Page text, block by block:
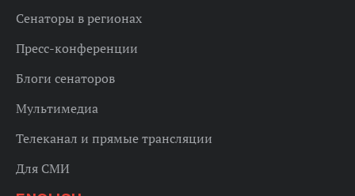
Сенаторы в регионах
Пресс-конференции
Блоги сенаторов
Мультимедиа
Телеканал и прямые трансляции
Для СМИ